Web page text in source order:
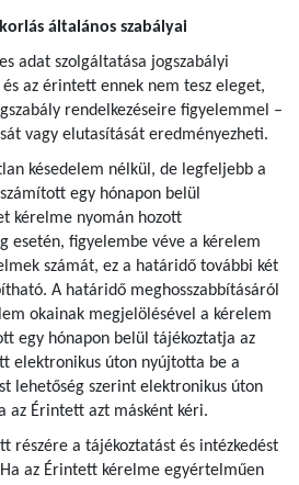
általános szabályai
adat szolgáltatása jogszabályi
az érintett ennek nem tesz eleget,
rendelkezéseire figyelemmel –
vagy elutasítását eredményezheti.
késedelem nélkül, de legfeljebb a
egy hónapon belül
kérelme nyomán hozott
esetén, figyelembe véve a kérelem
számát, ez a határidő további két
A határidő meghosszabbításáról
okainak megjelölésével a kérelem
egy hónapon belül tájékoztatja az
elektronikus úton nyújtotta be a
lehetőség szerint elektronikus úton
az Érintett azt másként kéri.
részére a tájékoztatást és intézkedést
az Érintett kérelme egyértelműen